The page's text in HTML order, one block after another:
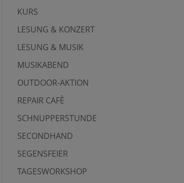
KURS
LESUNG & KONZERT
LESUNG & MUSIK
MUSIKABEND
OUTDOOR-AKTION
REPAIR CAFÈ
SCHNUPPERSTUNDE
SECONDHAND
SEGENSFEIER
TAGESWORKSHOP